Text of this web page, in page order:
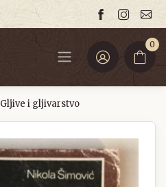
0
Gljive i gljivarstvo